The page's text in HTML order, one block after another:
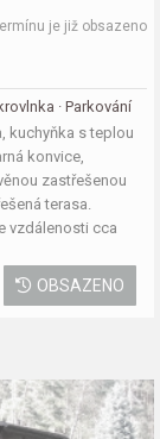
je již obsazeno
· Parkování
kuchyňka s teplou
konvice,
zastřešenou
terasa.
vzdálenosti cca
OBSAZENO